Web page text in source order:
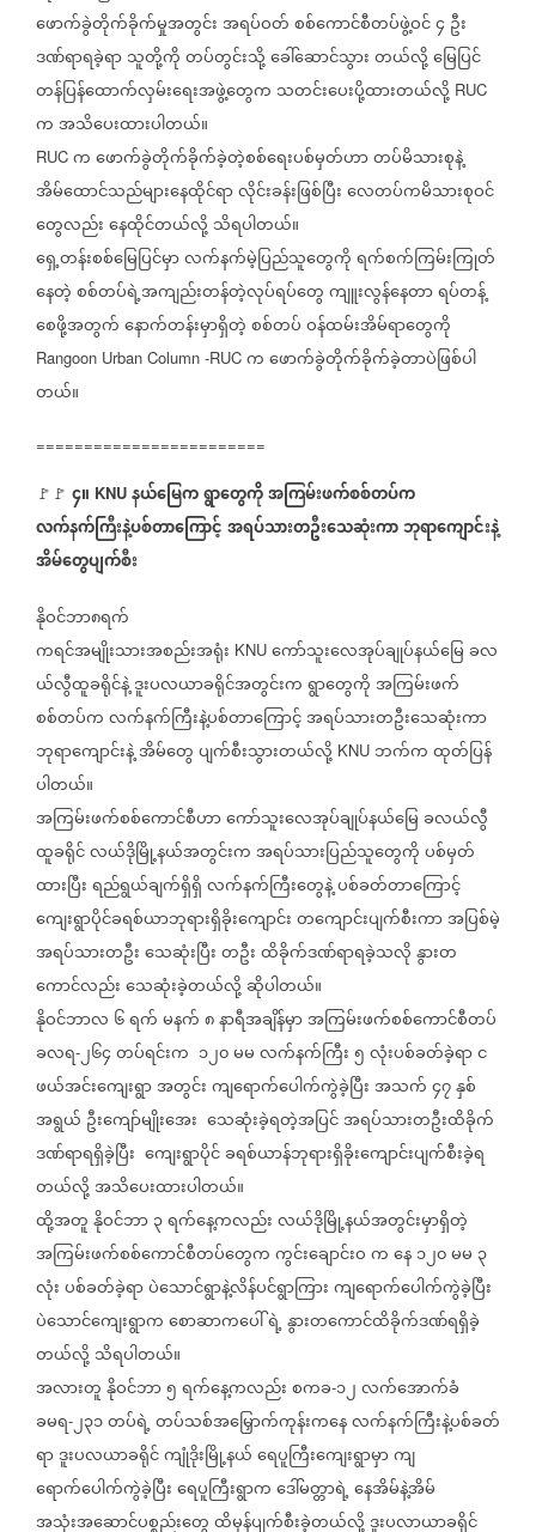
ဖောက်ခွဲတိုက်ခိုက်မှုအတွင်းအရပ်ဝတ်စစ်ကောင်စီတပ်ဖွဲ့ဝင်၄ ဦး
ဒဏ်ရာရခဲ့ရာသူတို့ကိုတပ်တွင်းသို့ခေါ်ဆောင်သွားတယ်လို့မြေပြင်
တန်ပြန်ထောက်လှမ်းရေးအဖွဲ့တွေက သတင်းပေးပို့ထားတယ်လို့ RUC
ကအသိပေးထားပါတယ်။
RUC ကဖောက်ခွဲတိုက်ခိုက်ခဲ့တဲ့စစ်ရေးပစ်မှတ်ဟာတပ်မိသားစုနဲ့
အိမ်ထောင်သည်များနေထိုင်ရာလိုင်းခန်းဖြစ်ပြီးလေတပ်ကမိသားစုဝင်
တွေလည်းနေထိုင်တယ်လို့သိရပါတယ်။
ရှေ့တန်းစစ်မြေပြင်မှာလက်နက်မဲ့ပြည်သူတွေကိုရက်စက်ကြမ်းကြုတ်
နေတဲ့စစ်တပ်ရဲ့အကျည်းတန်တဲ့လုပ်ရပ်တွေကျူးလွန်နေတာရပ်တန့်
စေဖို့အတွက်နောက်တန်းမှာရှိတဲ့စစ်တပ်ဝန်ထမ်းအိမ်ရာတွေကို
Rangoon Urban Column -RUC ကဖောက်ခွဲတိုက်ခိုက်ခဲ့တာပဲဖြစ်ပါ
တယ်။
========================
🚩🚩 ၄။ KNU နယ်မြေကရွာတွေကိုအကြမ်းဖက်စစ်တပ်က
လက်နက်ကြီးနဲ့ပစ်တာကြောင့်အရပ်သားတဦးသေဆုံးကာဘုရာကျောင်းနဲ့
အိမ်တွေပျက်စီး
နိုဝင်ဘာ၈ရက်
ကရင်အမျိုးသားအစည်းအရုံး KNU ကော်သူးလေအုပ်ချုပ်နယ်မြေခလ
ယ်လွီထူခရိုင်နဲ့ဒူးပလယာခရိုင်အတွင်းကရွာတွေကိုအကြမ်းဖက်
စစ်တပ်ကလက်နက်ကြီးနဲ့ပစ်တာကြောင့်အရပ်သားတဦးသေဆုံးကာ
ဘုရာကျောင်းနဲ့အိမ်တွေပျက်စီးသွားတယ်လို့ KNU ဘက်ကထုတ်ပြန်
ပါတယ်။
အကြမ်းဖက်စစ်ကောင်စီဟာကော်သူးလေအုပ်ချုပ်နယ်မြေခလယ်လွီ
ထူခရိုင်လယ်ဒိုမြို့နယ်အတွင်းကအရပ်သားပြည်သူတွေကိုပစ်မှတ်
ထားပြီးရည်ရွယ်ချက်ရှိရှိလက်နက်ကြီးတွေနဲ့ပစ်ခတ်တာကြောင့်
ကျေးရွာပိုင်ခရစ်ယာဘုရားရှိခိုးကျောင်းတကျောင်းပျက်စီးကာအပြစ်မဲ့
အရပ်သားတဦးသေဆုံးပြီးတဦးထိခိုက်ဒဏ်ရာရခဲ့သလိုနွားတ
ကောင်လည်းသေဆုံးခဲ့တယ်လို့ဆိုပါတယ်။
နိုဝင်ဘာလ ၆ရက်မနက်၈နာရီအချိန်မှာအကြမ်းဖက်စစ်ကောင်စီတပ်
ခလရ-၂၆၄တပ်ရင်းက ၁၂၀မမလက်နက်ကြီး၅လုံးပစ်ခတ်ခဲ့ရာင
ဖယ်အင်းကျေးရွာအတွင်းကျရောက်ပေါက်ကွဲခဲ့ပြီးအသက်၄၇နှစ်
အရွယ် ဦးကျော်မျိုးအေး သေဆုံးခဲ့ရတဲ့အပြင်အရပ်သားတဦးထိခိုက်
ဒဏ်ရာရရှိခဲ့ပြီး ကျေးရွာပိုင်ခရစ်ယာန်ဘုရားရှိခိုးကျောင်းပျက်စီးခဲ့ရ
တယ်လို့အသိပေးထားပါတယ်။
ထို့အတူနိုဝင်ဘာ၃ရက်နေ့ကလည်းလယ်ဒိုမြို့နယ်အတွင်းမှာရှိတဲ့
အကြမ်းဖက်စစ်ကောင်စီတပ်တွေကကွင်းချောင်းဝကနေ၁၂၀မမ ၃
လုံးပစ်ခတ်ခဲ့ရာပဲသောင်ရွာနဲ့လိန်ပင်ရွာကြားကျရောက်ပေါက်ကွဲခဲ့ပြီး
ပဲသောင်ကျေးရွာကစောဆာကပေါ်ရဲ့နွားတကောင်ထိခိုက်ဒဏ်ရရှိခဲ့
တယ်လို့သိရပါတယ်။
အလားတူနိုဝင်ဘာ၅ရက်နေ့ကလည်းစကခ-၁၂လက်အောက်ခံ
ခမရ-၂၃၁တပ်ရဲ့တပ်သစ်အမြှောက်ကုန်းကနေလက်နက်ကြီးနဲ့ပစ်ခတ်
ရာဒူးပလယာခရိုင်ကျုံဒိုးမြို့နယ်ရေပူကြီးကျေးရွာမှာကျ
ရောက်ပေါက်ကွဲခဲ့ပြီးရေပူကြီးရွာကဒေါ်မတ္တာရဲ့နေအိမ်နဲ့အိမ်
အသုံးအဆောင်ပစ္စည်းတွေထိမှန်ပျက်စီးခဲ့တယ်လို့ဒူးပလာယာခရိုင်